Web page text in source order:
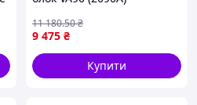
9 475 ₴
11 180.50₴
Купити